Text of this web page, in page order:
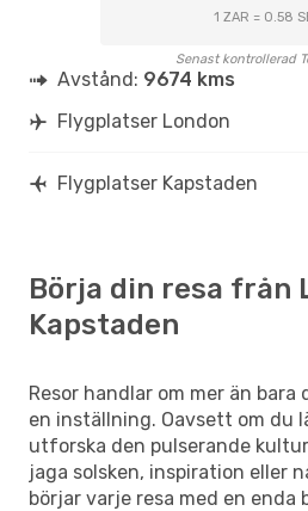
1 ZAR = 0.58
Senast kontrollerad
Avstånd: 9674 kms
Flygplatser London
Flygplatser Kapstaden
Börja din resa från
Kapstaden
Resor handlar om mer än
en inställning. Oavsett om du
utforska den pulserande
jaga solsken, inspiration eller
börjar varje resa med en enda